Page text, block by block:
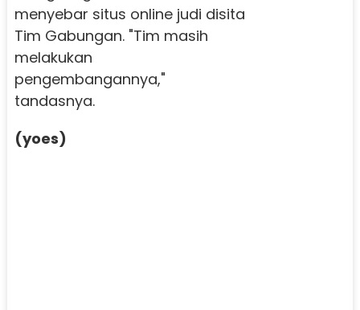
menyebar situs online judi disita
Tim Gabungan. "Tim masih
melakukan
pengembangannya,"
tandasnya.
(yoes)